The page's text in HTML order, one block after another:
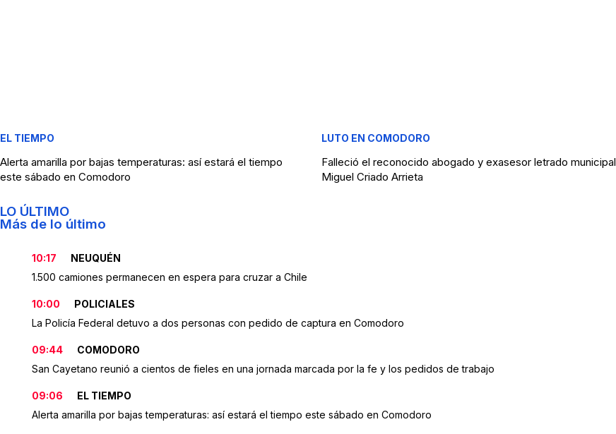
EL TIEMPO
Alerta amarilla por bajas temperaturas: así estará el tiempo
este sábado en Comodoro
LUTO EN COMODORO
Falleció el reconocido abogado y exasesor letrado municipal
Miguel Criado Arrieta
LO ÚLTIMO
Más de lo último
10:17
NEUQUÉN
1.500 camiones permanecen en espera para cruzar a Chile
10:00
POLICIALES
La Policía Federal detuvo a dos personas con pedido de captura en Comodoro
09:44
COMODORO
San Cayetano reunió a cientos de fieles en una jornada marcada por la fe y los pedidos de trabajo
09:06
EL TIEMPO
Alerta amarilla por bajas temperaturas: así estará el tiempo este sábado en Comodoro